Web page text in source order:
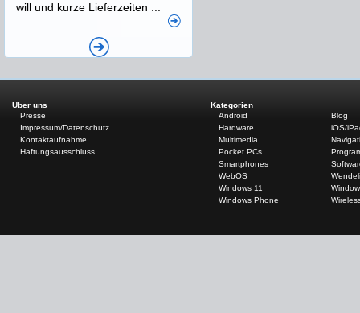
will und kurze Lieferzeiten ...
Über uns
Presse
Impressum/Datenschutz
Kontaktaufnahme
Haftungsausschluss
Kategorien
Android
Blog
Hardware
iOS/
Multimedia
Pocket PCs
Smartphones
WebOS
Windows 11
Windows Phone